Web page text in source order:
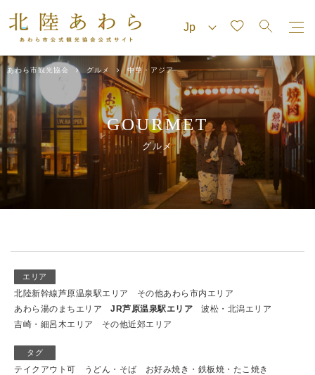
あわら市観光協会 グルメ 中華・アジア
GOURMET
グルメ
エリア
北陸新幹線芦原温泉駅エリア
その他あわら市内エリア
あわら湯のまちエリア
JR芦原温泉駅エリア
波松・北潟エリア
吉崎・細呂木エリア
その他近郊エリア
タグ
テイクアウト可 うどん・そば
お好み焼き・鉄板焼・たこ焼き